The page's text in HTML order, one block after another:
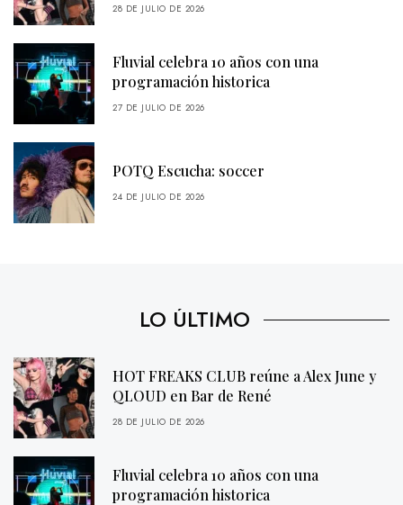
28 DE JULIO DE 2026
Fluvial celebra 10 años con una
programación historica
27 DE JULIO DE 2026
POTQ Escucha: soccer
24 DE JULIO DE 2026
LO ÚLTIMO
HOT FREAKS CLUB reúne a Alex June y
QLOUD en Bar de René
28 DE JULIO DE 2026
Fluvial celebra 10 años con una
programación historica